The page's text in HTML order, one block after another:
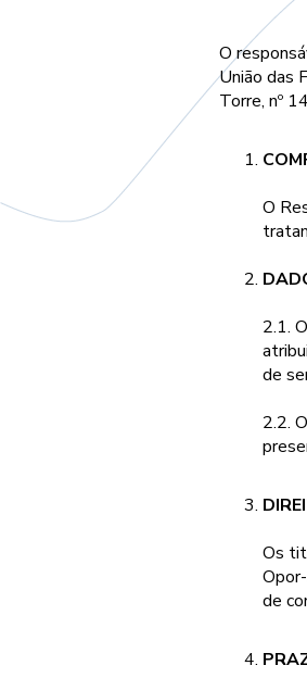
O
União das
Torre, nº
O
2.1.
de
2.2.
Os
de